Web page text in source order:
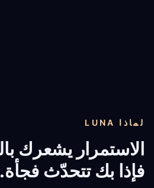
لماذا LUNA
فإذا بك تتحدّث فجأة.